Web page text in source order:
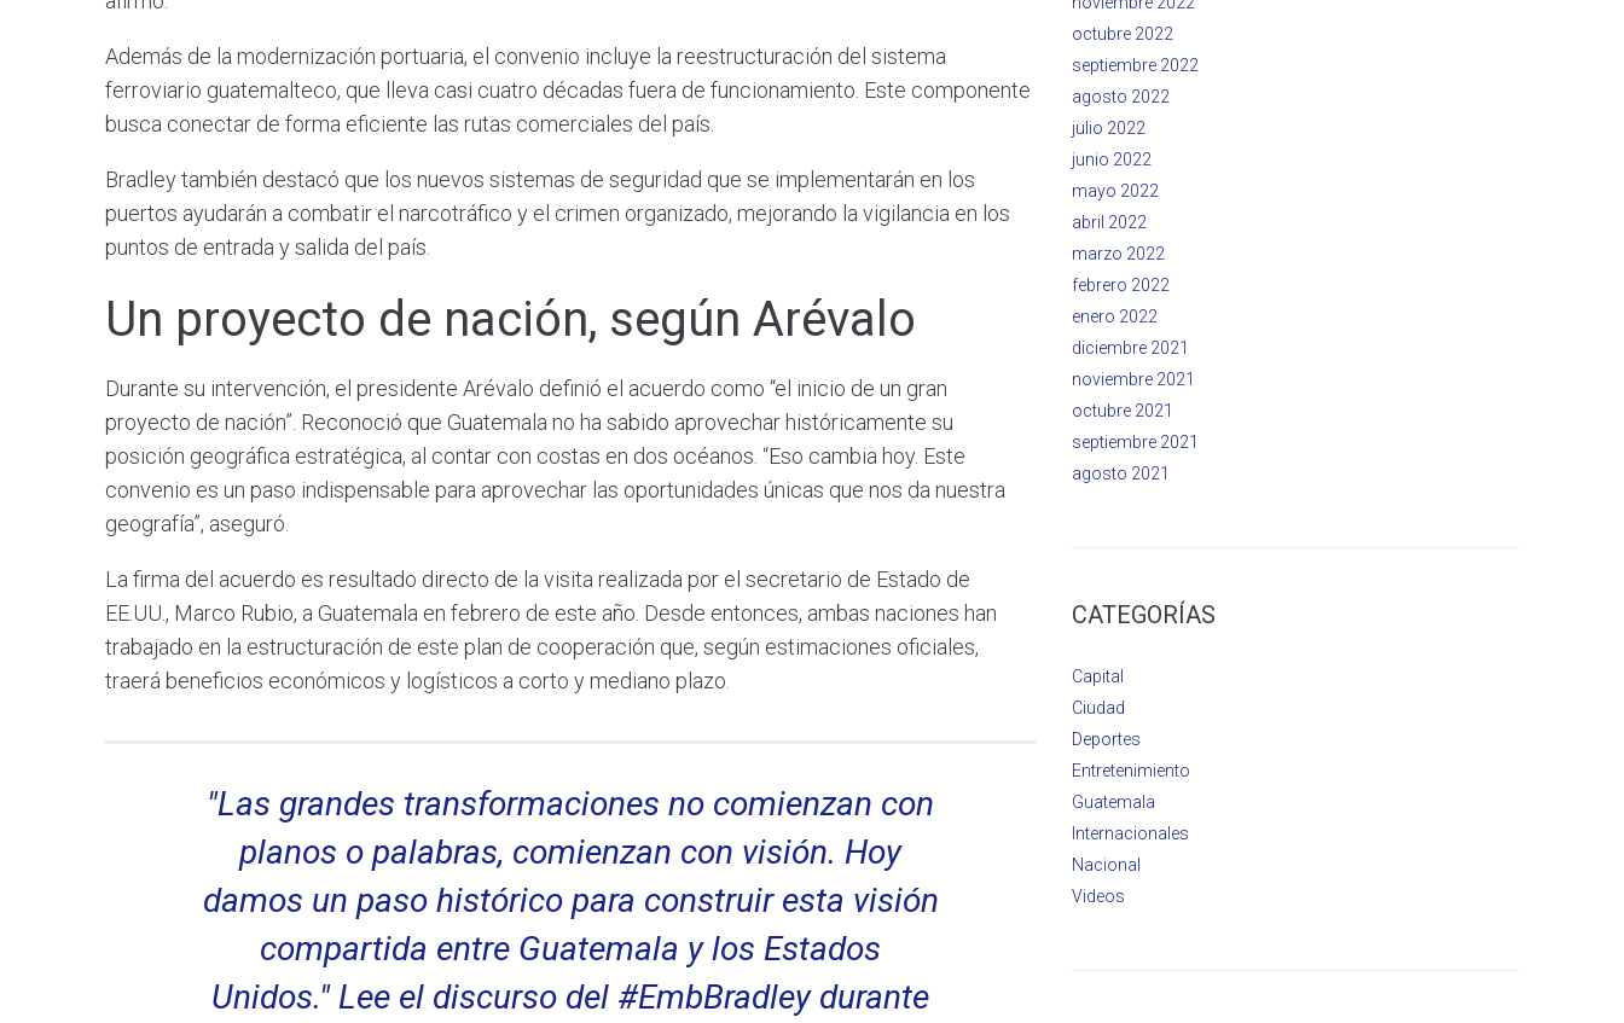
Además de la modernización portuaria, el convenio incluye la reestructuración del sistema
ferroviario guatemalteco, que lleva casi cuatro décadas fuera de funcionamiento. Este componente
busca conectar de forma eficiente las rutas comerciales del país.
Bradley también destacó que los nuevos sistemas de seguridad que se implementarán en los
puertos ayudarán a combatir el narcotráfico y el crimen organizado, mejorando la vigilancia en los
puntos de entrada y salida del país.
Un proyecto de nación, según Arévalo
Durante su intervención, el presidente Arévalo definió el acuerdo como “el inicio de un gran
proyecto de nación”. Reconoció que Guatemala no ha sabido aprovechar históricamente su
posición geográfica estratégica, al contar con costas en dos océanos. “Eso cambia hoy. Este
convenio es un paso indispensable para aprovechar las oportunidades únicas que nos da nuestra
geografía”, aseguró.
La firma del acuerdo es resultado directo de la visita realizada por el secretario de Estado de
EE.UU., Marco Rubio, a Guatemala en febrero de este año. Desde entonces, ambas naciones han
trabajado en la estructuración de este plan de cooperación que, según estimaciones oficiales,
traerá beneficios económicos y logísticos a corto y mediano plazo.
"Las grandes transformaciones no comienzan con
planos o palabras, comienzan con visión. Hoy
damos un paso histórico para construir esta visión
compartida entre Guatemala y los Estados
Unidos." Lee el discurso del #EmbBradleydurante
octubre 2022
septiembre 2022
agosto 2022
julio 2022
junio 2022
mayo 2022
abril 2022
marzo 2022
febrero 2022
enero 2022
diciembre 2021
noviembre 2021
octubre 2021
septiembre 2021
agosto 2021
CATEGORÍAS
Capital
Ciudad
Deportes
Entretenimiento
Guatemala
Internacionales
Nacional
Videos